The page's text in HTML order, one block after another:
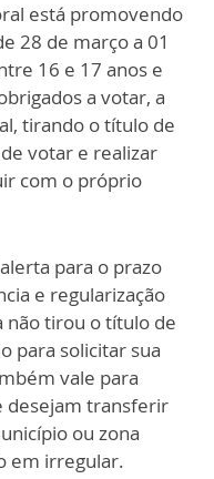
está promovendo
28 de março a 01
16 e 17 anos e
a votar, a
tirando o título de
votar e realizar
com o próprio
para o prazo
e regularização
não tirou o título de
para solicitar sua
vale para
desejam transferir
ou zona
em irregular.